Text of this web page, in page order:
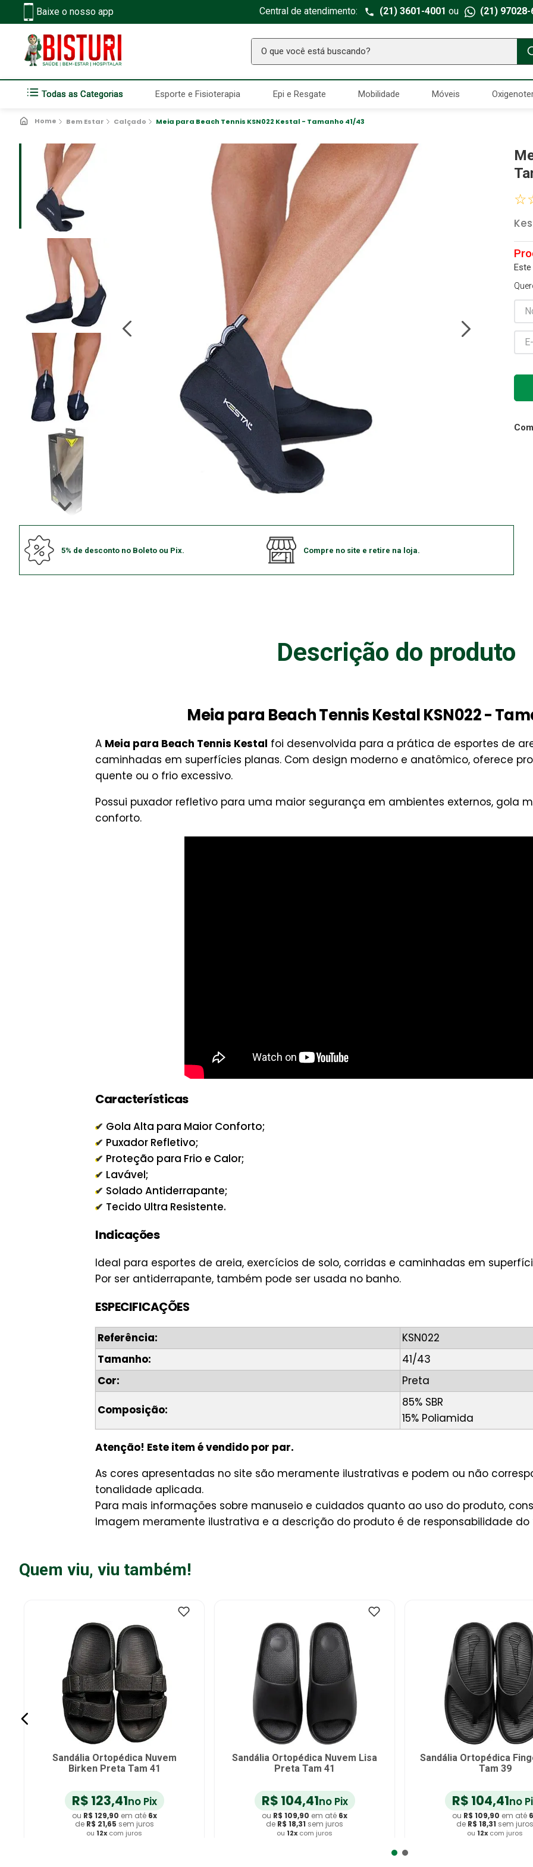
Baixe o nosso app Central de atendimento: (21) 3601-4001 ou (21) 97028-
O que você está buscando?
Todas as Categorias Esporte e Fisioterapia Epi e Resgate Mobilidade Móveis
Bem Estar Calçado Meia para Beach Tennis KSN022 Kestal - Tamanho 41/43
5% de desconto no Boleto ou Pix. Compre no site e retire na loja.
☆
Descrição do produto
Meia para Beach Tennis Kestal KSN022 -
A Meia para Beach Tennis Kestal foi desenvolvida para a prática de esportes de
caminhadas em superfícies planas. Com design moderno e anatômico, oferece
quente ou o frio excessivo.
Possui puxador refletivo para uma maior segurança em ambientes externos, gola
conforto.
Características
Gola Alta para Maior Conforto;
Puxador Refletivo;
Proteção para Frio e Calor;
Lavável;
Solado Antiderrapante;
Tecido Ultra Resistente.
Indicações
Ideal para esportes de areia, exercícios de solo, corridas e caminhadas em
Por ser antiderrapante, também pode ser usada no banho.
ESPECIFICAÇÕES
Referência:
KSN022
Tamanho:
41/43
Cor:
Preta
Composição:
85% SBR
15% Poliamida
Atenção! Este item é vendido por par.
As cores apresentadas no site são meramente ilustrativas e podem ou não
tonalidade aplicada.
Para mais informações sobre manuseio e cuidados quanto ao uso do produto,
Imagem meramente ilustrativa e a descrição do produto é de responsabilidade
Quem viu, viu também!
Sandália Ortopédica Nuvem
Birken Preta Tam 41
R$ 123,41no Pix
ou R$ 129,90 em até 6x
de R$ 21,65 sem juros
ou 12x com juros
Sandália Ortopédica Nuvem Lisa
Preta Tam 41
R$ 104,41no Pix
ou R$ 109,90 em até 6x
de R$ 18,31 sem juros
ou 12x com juros
Sandália Ortopédica
Tam 39
R$ 104,41no
ou R$ 109,90 em até 6
de R$ 18,31 sem juros
ou 12x com juros
TERMOS MAIS BUSCADOS
Seringa Insulina
2º Fralda Geriatrica
3º
Estetoscopio Littmann
Littmann
Absorvente Geriatrico
Gaze Esteril
Aparelho Pressão
9º Cadeira Banho
10 Gaze